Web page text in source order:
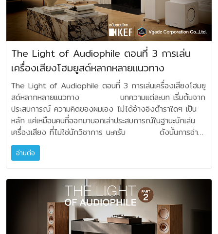
ด้วยประสิทธิภาพสูงขึ้น งานออกแบบทั้งหมดนี้ช่วยให้ไดรเวอร์
แต่ละตัวได้รับสัญญาณความถี่ที่ครบถ้วน สามารถขับพลังเสียง
ได้เต็มกำลัง เพิ่มไดนามิคของเสียง ให้เสียงดนตรีที่ใสกระจ่างคม
ชัด โดยไม่มีความผิดเพี้ยน ตัวตู้สวยหรูงามสง่า เพราะ
JBL มิได้มุ่งเน้นเฉพาะการออกแบบไดรเวอร์และระบบครอส
โอเวอร์ด้วยเทคโนโลยีที่ก้าวล้ำ แต่ก็ยังออกแบบตู้ลำโพงอย่าง
พิถีพิถัน และผลิตด้วยงานวิศวกรรมอันสุดยอด เพื่อผลทางอคูสติ
กที่ดีที่สุด ภายในตัวตู้มีการเสริมโครงสร้างให้แข็งแกร่ง ผนังตู้
ด้านในมีส่วนโค้งเว้า และบุด้วยวัสดุซับเสียง เพื่อลดการสั่นค้าง
ของคลื่นความถี่ในตัวตู้ ตู้ลำโพงทำสีสวยงามระดับงานฝีมือ มีให้
เลือกทั้งแบบตู้สีดำเปียโนเงาวับ พร้อมสัญลักษณ์ยอดเขาสีแพลต
ตินัม และแบบตู้สีน้ำตาลไม้ Ebony ทำสีเงางามประดับ
สัญลักษณ์ยอดเขา (Summit) สีทอง ตู้ลำโพง SUMMIT
PUMORI วางตัวอยู่บนฐาน IsoAcoustic® ซึ่ง JBL ออกแบบ
พลังเสียง เพื่อให้ตู้ลำโพงวางตัวอย่างมั่นคงบนพื้นที่รองรับ ผล
ที่ได้คือเสียงเบสที่กระชับทุ้มลึก ให้เวทีเสียงที่กว้างสมจริง และ
แจกแจงตำแหน่งของเครื่องดนตรีอย่างแจ่มชัด เหมือนการฟัง
ดนตรีแสดงสด ลำโพง JBL รุ่น SUMMIT AMA ลำโพง
levinson ใช้เป็นหลักในการออกแบบผลิตภัณฑ์ คือศาสตร์การ
ออกแบบที่แสดงถึงสัจจะของวัสดุและโครงสร้าง ซึ่งจะบ่งบอก
อย่างชัดเจนถึงการใช้งานวัสดุตามคุณสมบัติและแบ่งแยกการใช้
งานตามฟังก์ชั่นที่เป็นจริง) เพาเวอร์แอมปลิไฟเออร์รุ่นเรือธง
Mark levinson No 631 Mark levinson No 631 ถือว่า
เป็นเรือธงในบรรดาแอมปลิไฟเออร์ซีรีส์ 600 ถูกออกแบบให้เป็น
ระบบวงจร Fully differential และแยกภาคขยายอย่างเป็นอิสระ
เป็นแอมปลิไฟเออร์ Monaural ระดับไฮเอนด์ ที่มีกำลังมหาศาล
ในการขับลำโพงคู่ใดก็ได้ ด้วยไดนามิคที่ยอดเยี่ยม และให้ทุกๆ
รายละเอียดของเสียงดนตรีสมบูรณ์แบบอย่างไม่น่าเชื่อ ถูก
ออกแบบและผลิตตามปรัชญา Pure Path circuit design จึง
ถ่ายทอดเสียงดนตรี ที่ให้เวทีเสียงทั้งลึกทั้งกว้าง แจกแจงมิติ
ของเครื่องดนตรีแม่นยำชัดเจนจนน่าตื่นตะลึง อุปกรณ์
ภายในทุกชิ้นถูกจัดวางอย่างสมดุล โครงสร้างถูกแยกส่วนโดย
เฉพาะสำหรับทรานสฟอร์เมอร์แบบวงแหวน (Toroidal) ชนิด
Ultra-low-noise ช่วยลดเสียงรบกวนต่อวงจรส่วนอื่นๆ อย่าง
ได้ผล แอมปลิไฟเออร์ No 631 จึงอัดฉีดพลังให้กับลำโพง เพื่อ
ขับขานเสียงดนตรีด้วยคุณภาพสุดยอด ชนิดที่คุณไม่เคยสัมผัสมา
ก่อน และเพราะวงจรภาคขยายถูกออกแบบให้มีประสิทธิภาพสูง
เยี่ยม จึงแทบไม่ต้องการ feedback ในการให้เสียงดนตรีที่
เราก็จะเข้าใจว่า เครื่องเสียงที่เราฟังทุกวันนี้ก็คือการ ”ย่อส่วน“
ดนตรีจริงมาฟังในบ้านนั่นเอง ถ้าเรายึดเรื่องสเกลของเสียงเป็น
หลัก เราก็คงจะพอทราบว่าชิ้นดนตรีต่างๆ นั้น ควรจะมีปริมาณ
ของเสียงขนาดไหน ไม่ว่าจะเป็นแหลม กลาง ทุ้ม เช่นเสียงของ
ไวโอลิน เสียงของเปียโน เสียงของดับเบิ้ลเบส เสียงของทิมปานี
เมื่อถูกย่อส่วนมาในบ้านแล้ว สเกลและสัดส่วนมันมีบาลานซ์ หรือ
ความพอดีอยู่ที่ตรงไหน ถ้าเสียงชิ้นดนตรี ชิ้นใดชิ้นหนึ่ง ผิดสเกล
สัดส่วนน้อยไปหรือมากไป ก็ย่อมไม่ใช่เรื่องที่ดีทั้งสิ้น
อย่างเช่นลำโพงวางบนขาตั้งคู่หนึ่งให้เสียงกลางแหลมได้ดี แต่
เสียงต่ำด้านลึกของชิ้นดนตรีนั้นขาดหายไปตรงนี้ ถ้าเราจะทำให้
สมจริงตามสเกลสัดส่วนมากขึ้นก็คือเล่นลำโพงที่ใหญ่ขึ้น เป็น
สเกลของดนตรีให้ได้สมบูรณ์แบบ หรืออีกวิธีการหนึ่งก็คือ
การเสริม Sub-Woofer ลงไปในระบบ ในฐานะคนฟัง ถ้าทุก
อย่างรู้สึกได้ว่าสเกลเสียงดนตรี มันพอดี สมส่วนอยู่แล้ว คุณจะ
เปลี่ยนลำโพงใหญ่ขึ้นหรือคุณจะเสริม Sub-Woofer ลงไปเพื่อ
ให้มีเสียงต่ำมากขึ้นเพื่อสิ่งใด? เพราะมันจะทำให้สเกลสัดส่วน
ต่างๆ ของดนตรีก็ผิดไปหมด ตามหลักการที่ถูกต้องอะไรที่มัน
พอดีอยู่แล้วก็ควรพอเพียงอยู่ตรงนั้น แต่ถ้ารู้สึกว่ามันขาด ก็
Active Sub-Woofer ในแต่ละรูปแบบหากกล่าวจาก
ประสบการณ์จริงๆ โดยสรุป ไม่มีแบบใดดีที่สุด หรือแย่ที่สุด เป็น
เพียงวิถีทางหรือกรรมวิธีการเข้าถึงคุณภาพ และศักยภาพของ
เสียง ตามความตั้งใจของผู้เล่นเครื่องเสียงเป็นหลัก 1. ระบบ
สเตอริโอเชิงเดี่ยว แบบ Single-Wire มีข้อดีคือปราศจากความ
ซับซ้อนใดๆ มีแหล่งโปรแกรมและแอมปลิไฟร์หนึ่งเครื่อง ลำโพง
หนึ่งคู่ทุก อย่างเริ่มต้นและจบลงได้อย่างง่ายดาย
โอกาสที่จะได้รับความผิดเพี้ยนจากการเชื่อมต่อระบบที่ซับซ้อนแทบ
ไม่มี ซึ่งหากเลือกชุดเครื่องเสียงที่ดีและแมตชิ่งก็จะได้คุณภาพที่ดี
มากเช่นกัน จุดอ่อนอาจจะไปอยู่ที่การปรับปรุงหรือการ
ยกระดับนั้น อาจจะต้องลงทุนแบบยกอุปกรณ์ใหม่ไปเลย หมายถึง
ต้องเปลี่ยนอุปกรณ์เป็นชิ้นๆ ไป และอาจจะไม่ใช่ชิ้นเดียวด้วย
ยกตัวอย่างเมื่อเล่นไประยะหนึ่ง แล้วต้องการเสียงที่มีราย
ละเอียดและพลังมากยิ่งขึ้น ต้องเปลี่ยนลำโพง รุ่นใหญ่กว่าเดิม ก็
อาจจำเป็นต้องเปลี่ยนแอมป์รุ่นใหญ่ไปด้วย มิฉนั้นจะไม่สมดุลซึ่ง
กันและกัน ดังนั้น การเริ่มต้นเล่นแบบสเตอริโอเชิงเดี่ยว
แบบ Single-Wire สมควรต้อง “เผื่อแอมป์” หรือ “เผื่อลำโพง”
ให้เป็นรุ่นที่สูงกว่าปกติ อย่างใดอย่างหนึ่งถ้าทำได้
เพราะเมื่อถึงช่วงเวลาที่ต้องการเปลี่ยนแปลงใดๆ จะได้ไม่ต้องใช้
งบประมาณมากเกินจำเป็น หรือเกิดความยุ่งยากกว่า เปลี่ยนชิ้น
The Light of Audiophile ตอนที่ 3 การเล่น
เครื่องเสียงโฮมยูสด์หลากหลายแนวทาง
The Light of Audiophile ตอนที่ 3 การเล่นเครื่องเสียงโฮมยู
สด์หลากหลายแนวทาง บทความแต่ละบท เริ่มต้นจาก
ประสบการณ์ ความคิดของผมเอง ไม่ได้อ้างอิงตำราใดๆ เป็น
หลัก แค่เหมือนคนที่ออกมาบอกเล่าประสบการณ์ในฐานะนักเล่น
เครื่องเสียง ที่ไม่ใช่นักวิชาการ นะครับ ดังนั้นการอ่าน
จะพึงมีประโยชน์ ก็ต่อเมื่อท่านทราบว่า ท้ายที่สุดของการเล่น
เครื่องเสียง คือปลายทางที่เราได้ยินเสียงและมีความสุขเท่านั้น
ไม่ได้ชวนท่านท่องตำรา หาเหตุผลทางหลักฟิสิกส์ ถ้าแบบ
นั้น ท่านสามารถศึกษาได้จากตำราต่างๆ ได้อยู่แล้ว
ดังนั้น จึงต้องขออภัย ที่ศัพท์บัญญัติ ของผมในฐานะคนเล่น
เครื่องเสียง จึงเป็นศัพท์เฉพาะตัว ไม่สามารถยึดเป็นหลักการสา
กลใดๆ ได้เลย แต่เป็นแนวทางหนึ่ง ที่คนเล่น สื่อสาร
ถึงคนเล่นในแบบเดียวกัน เพื่อความเข้าใจง่ายนะครับ
อ่านต่อ